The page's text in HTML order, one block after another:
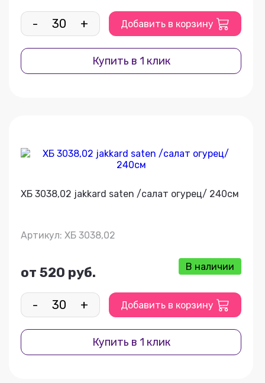
- + Добавить в корзину
Купить в 1 клик
ХБ 3038,02 jakkard saten /салат огурец/ 240см
Артикул: ХБ 3038,02
от 520 руб. В наличии
- + Добавить в корзину
Купить в 1 клик